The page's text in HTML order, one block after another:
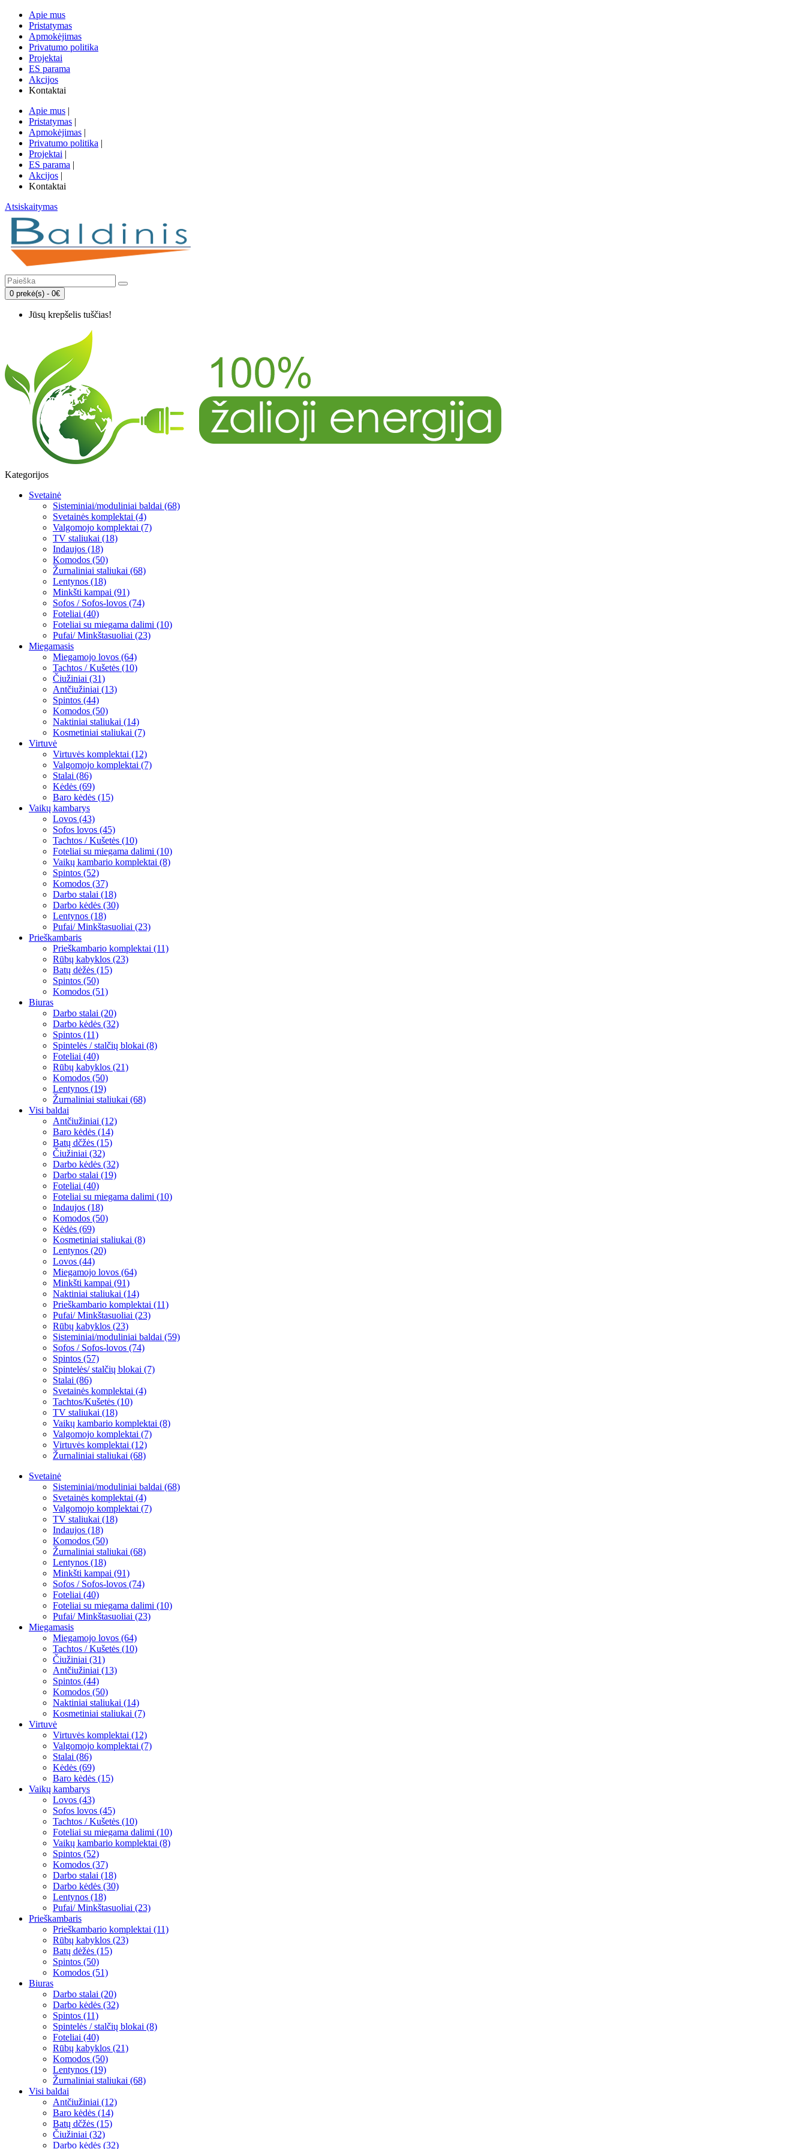
Apie mus
Pristatymas
Apmokėjimas
Privatumo politika
Projektai
ES parama
Akcijos
Kontaktai
Apie mus |
Pristatymas |
Apmokėjimas |
Privatumo politika |
Projektai |
ES parama |
Akcijos |
Kontaktai
Atsiskaitymas
0 prekė(s) - 0€
Jūsų krepšelis tuščias!
Kategorijos
Svetainė
Sisteminiai/moduliniai baldai (68)
Svetainės komplektai (4)
Valgomojo komplektai (7)
TV staliukai (18)
Indaujos (18)
Komodos (50)
Žurnaliniai staliukai (68)
Lentynos (18)
Minkšti kampai (91)
Sofos / Sofos-lovos (74)
Foteliai (40)
Foteliai su miegama dalimi (10)
Pufai/ Minkštasuoliai (23)
Miegamasis
Miegamojo lovos (64)
Tachtos / Kušetės (10)
Čiužiniai (31)
Antčiužiniai (13)
Spintos (44)
Komodos (50)
Naktiniai staliukai (14)
Kosmetiniai staliukai (7)
Virtuvė
Virtuvės komplektai (12)
Valgomojo komplektai (7)
Stalai (86)
Kėdės (69)
Baro kėdės (15)
Vaikų kambarys
Lovos (43)
Sofos lovos (45)
Tachtos / Kušetės (10)
Foteliai su miegama dalimi (10)
Vaikų kambario komplektai (8)
Spintos (52)
Komodos (37)
Darbo stalai (18)
Darbo kėdės (30)
Lentynos (18)
Pufai/ Minkštasuoliai (23)
Prieškambaris
Prieškambario komplektai (11)
Rūbų kabyklos (23)
Batų dėžės (15)
Spintos (50)
Komodos (51)
Biuras
Darbo stalai (20)
Darbo kėdės (32)
Spintos (11)
Spintelės / stalčių blokai (8)
Foteliai (40)
Rūbų kabyklos (21)
Komodos (50)
Lentynos (19)
Žurnaliniai staliukai (68)
Visi baldai
Antčiužiniai (12)
Baro kėdės (14)
Batų dčžės (15)
Čiužiniai (32)
Darbo kėdės (32)
Darbo stalai (19)
Foteliai (40)
Foteliai su miegama dalimi (10)
Indaujos (18)
Komodos (50)
Kėdės (69)
Kosmetiniai staliukai (8)
Lentynos (20)
Lovos (44)
Miegamojo lovos (64)
Minkšti kampai (91)
Naktiniai staliukai (14)
Prieškambario komplektai (11)
Pufai/ Minkštasuoliai (23)
Rūbų kabyklos (23)
Sisteminiai/moduliniai baldai (59)
Sofos / Sofos-lovos (74)
Spintos (57)
Spintelės/ stalčių blokai (7)
Stalai (86)
Svetainės komplektai (4)
Tachtos/Kušetės (10)
TV staliukai (18)
Vaikų kambario komplektai (8)
Valgomojo komplektai (7)
Virtuvės komplektai (12)
Žurnaliniai staliukai (68)
Svetainė
Sisteminiai/moduliniai baldai (68)
Svetainės komplektai (4)
Valgomojo komplektai (7)
TV staliukai (18)
Indaujos (18)
Komodos (50)
Žurnaliniai staliukai (68)
Lentynos (18)
Minkšti kampai (91)
Sofos / Sofos-lovos (74)
Foteliai (40)
Foteliai su miegama dalimi (10)
Pufai/ Minkštasuoliai (23)
Miegamasis
Miegamojo lovos (64)
Tachtos / Kušetės (10)
Čiužiniai (31)
Antčiužiniai (13)
Spintos (44)
Komodos (50)
Naktiniai staliukai (14)
Kosmetiniai staliukai (7)
Virtuvė
Virtuvės komplektai (12)
Valgomojo komplektai (7)
Stalai (86)
Kėdės (69)
Baro kėdės (15)
Vaikų kambarys
Lovos (43)
Sofos lovos (45)
Tachtos / Kušetės (10)
Foteliai su miegama dalimi (10)
Vaikų kambario komplektai (8)
Spintos (52)
Komodos (37)
Darbo stalai (18)
Darbo kėdės (30)
Lentynos (18)
Pufai/ Minkštasuoliai (23)
Prieškambaris
Prieškambario komplektai (11)
Rūbų kabyklos (23)
Batų dėžės (15)
Spintos (50)
Komodos (51)
Biuras
Darbo stalai (20)
Darbo kėdės (32)
Spintos (11)
Spintelės / stalčių blokai (8)
Foteliai (40)
Rūbų kabyklos (21)
Komodos (50)
Lentynos (19)
Žurnaliniai staliukai (68)
Visi baldai
Antčiužiniai (12)
Baro kėdės (14)
Batų dčžės (15)
Čiužiniai (32)
Darbo kėdės (32)